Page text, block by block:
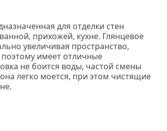
для отделки стен
прихожей, кухне. Глянцевое
увеличивая пространство,
поэтому имеет отличные
не боится воды, частой смены
легко моется, при этом чистящие